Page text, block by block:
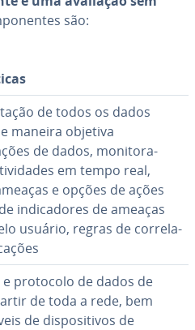
são:
de todos os dados
maneira objetiva
de dados, mo­ni­to­ra­
em tempo real,
e opções de ações
in­di­ca­do­res de ameaças
usuário, regras de cor­re­la­
e protocolo de dados de
de toda a rede, bem
de dis­po­si­ti­vos de